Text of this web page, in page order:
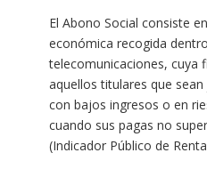
El Abono Social consiste
económica recogida
telecomunicaciones, cuya
aquellos titulares que
con bajos ingresos o en
cuando sus pagas no
(Indicador Público de